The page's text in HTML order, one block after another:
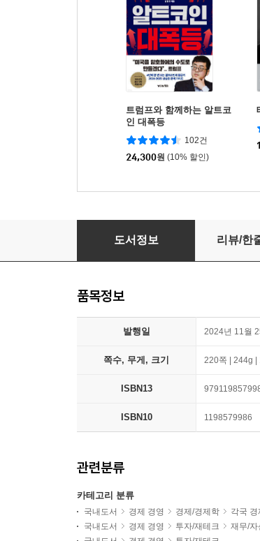
트럼프와 함께하는 알트코
인 대폭등
102건
24,300원 (10% 할인)
AI 에이전트 시대, 경제의 주인이 바
도서정보 리뷰/한
품목정보
발행일 2024년 11월
쪽수, 무게, 크기 220쪽 | 244g
ISBN13
ISBN10 1198579986
관련분류
카테고리 분류
국내도서 경제 경영 경제/경제학 각국
국내도서
경제 경영 투자/재테크 재무/자